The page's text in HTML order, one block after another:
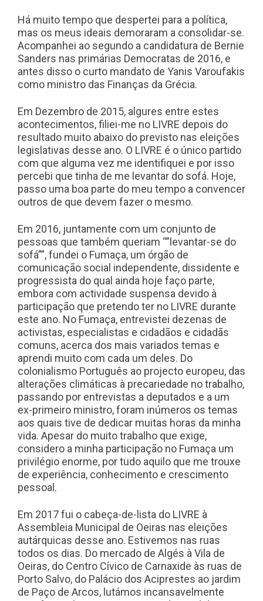
Há muito tempo que despertei para a política,
mas os meus ideais demoraram a consolidar-se.
Acompanhei ao segundo a candidatura de Bernie
Sanders nas primárias Democratas de 2016, e
antes disso o curto mandato de Yanis Varoufakis
como ministro das Finanças da Grécia.
Em Dezembro de 2015, algures entre estes
acontecimentos, filiei-me no LIVRE depois do
resultado muito abaixo do previsto nas eleições
legislativas desse ano. O LIVRE é o único partido
com que alguma vez me identifiquei e por isso
percebi que tinha de me levantar do sofá. Hoje,
passo uma boa parte do meu tempo a convencer
outros de que devem fazer o mesmo.
Em 2016, juntamente com um conjunto de
pessoas que também queriam “”levantar-se do
sofá””, fundei o Fumaça, um órgão de
comunicação social independente, dissidente e
progressista do qual ainda hoje faço parte,
embora com actividade suspensa devido à
participação que pretendo ter no LIVRE durante
este ano. No Fumaça, entrevistei dezenas de
activistas, especialistas e cidadãos e cidadãs
comuns, acerca dos mais variados temas e
aprendi muito com cada um deles. Do
colonialismo Português ao projecto europeu, das
alterações climáticas à precariedade no trabalho,
passando por entrevistas a deputados e a um
ex-primeiro ministro, foram inúmeros os temas
aos quais tive de dedicar muitas horas da minha
vida. Apesar do muito trabalho que exige,
considero a minha participação no Fumaça um
privilégio enorme, por tudo aquilo que me trouxe
de experiência, conhecimento e crescimento
pessoal.
Em 2017 fui o cabeça-de-lista do LIVRE à
Assembleia Municipal de Oeiras nas eleições
autárquicas desse ano. Estivemos nas ruas
todos os dias. Do mercado de Algés à Vila de
Oeiras, do Centro Cívico de Carnaxide às ruas de
Porto Salvo, do Palácio dos Aciprestes ao jardim
de Paço de Arcos, lutámos incansavelmente